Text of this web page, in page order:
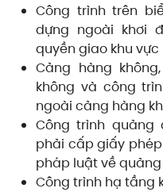
Công trình trên
dựng ngoài khơi
quyền giao khu
Cảng hàng
không và công
ngoài cảng hàng
Công trình quảng
phải cấp giấy
pháp luật về
Công trình hạ tầng